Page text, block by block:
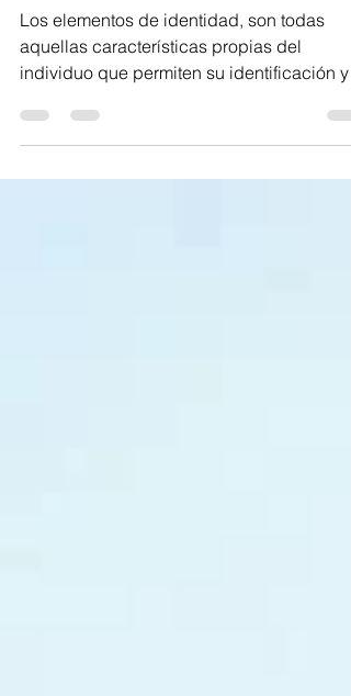
en la practica de la necropsia
Los elementos de identidad, son todas
aquellas características propias del
individuo que permiten su identificación y a